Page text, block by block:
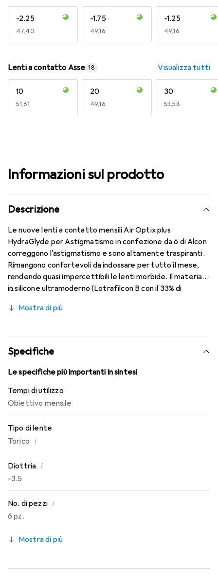
-2.25
EUR
47,40
-1.75
EUR
49,16
-1.25
EUR
49,16
Lenti a contatto Asse 18 Visualizza tutti
10
EUR
51,61
20
EUR
49,16
30
EUR
53,58
Informazioni sul prodotto
Descrizione
Le nuove lenti a contatto mensili Air Optix plus
HydraGlyde per Astigmatismo in confezione da 6 di Alcon
correggono l'astigmatismo e sono altamente traspiranti.
Rimangono confortevoli da indossare per tutto il mese,
rendendo quasi impercettibili le lenti morbide. Il materiale
in silicone ultramoderno (Lotrafilcon B con il 33% di
HydraGlyde Moisture Matrix e la nota tecnologia
indossabilità che conosci. Un comfort duraturo e senza
interruzioni per tutto il giorno con le lenti mensili.
Mostra di più
Specifiche
Le specifiche più importanti in sintesi
Tempi di utilizzo
Obiettivo mensile
Tipo di lente
Torico i
Diottria i
-3.5
No. di pezzi i
6 pz.
Mostra di più